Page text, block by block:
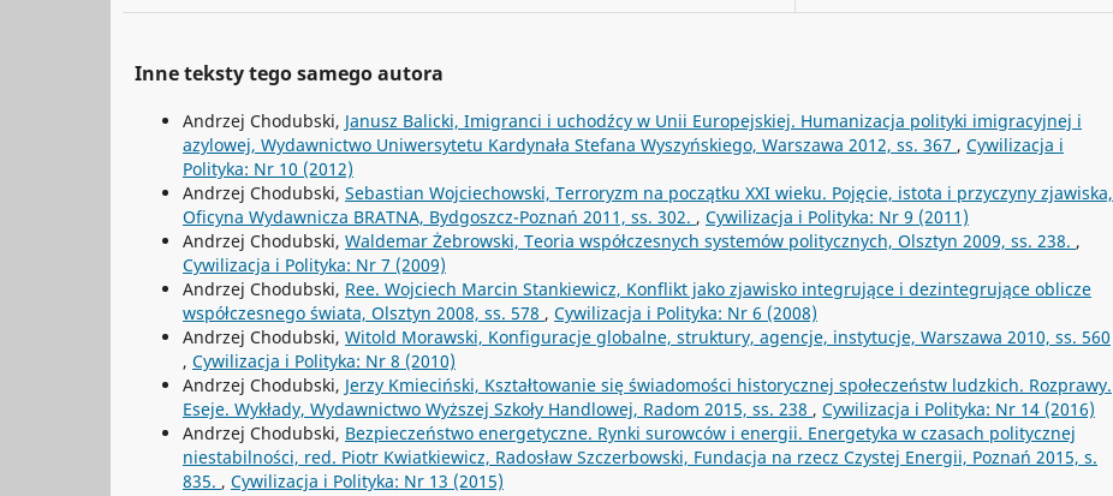
Inne teksty tego samego autora
Andrzej Chodubski, Janusz Balicki, Imigranci i uchodźcy w Unii Europejskiej. Humanizacja polityki imigracyjnej i
azylowej, Wydawnictwo Uniwersytetu Kardynała Stefana Wyszyńskiego, Warszawa 2012, ss. 367 , Cywilizacja i
Polityka: Nr 10 (2012)
Andrzej Chodubski, Sebastian Wojciechowski, Terroryzm na początku XXI wieku. Pojęcie, istota i przyczyny zjawiska,
Oficyna Wydawnicza BRATNA, Bydgoszcz-Poznań 2011, ss. 302. , Cywilizacja i Polityka: Nr 9 (2011)
Andrzej Chodubski, Waldemar Żebrowski, Teoria współczesnych systemów politycznych, Olsztyn 2009, ss. 238. ,
Cywilizacja i Polityka: Nr 7 (2009)
Andrzej Chodubski, Ree. Wojciech Marcin Stankiewicz, Konflikt jako zjawisko integrujące i dezintegrujące oblicze
współczesnego świata, Olsztyn 2008, ss. 578 , Cywilizacja i Polityka: Nr 6 (2008)
Andrzej Chodubski, Witold Morawski, Konfiguracje globalne, struktury, agencje, instytucje, Warszawa 2010, ss. 560
, Cywilizacja i Polityka: Nr 8 (2010)
Andrzej Chodubski, Jerzy Kmieciński, Kształtowanie się świadomości historycznej społeczeństw ludzkich. Rozprawy.
Eseje. Wykłady, Wydawnictwo Wyższej Szkoły Handlowej, Radom 2015, ss. 238 , Cywilizacja i Polityka: Nr 14 (2016)
Andrzej Chodubski, Bezpieczeństwo energetyczne. Rynki surowców i energii. Energetyka w czasach politycznej
niestabilności, red. Piotr Kwiatkiewicz, Radosław Szczerbowski, Fundacja na rzecz Czystej Energii, Poznań 2015, s.
835. , Cywilizacja i Polityka: Nr 13 (2015)